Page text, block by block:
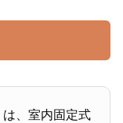
は、室内固定式